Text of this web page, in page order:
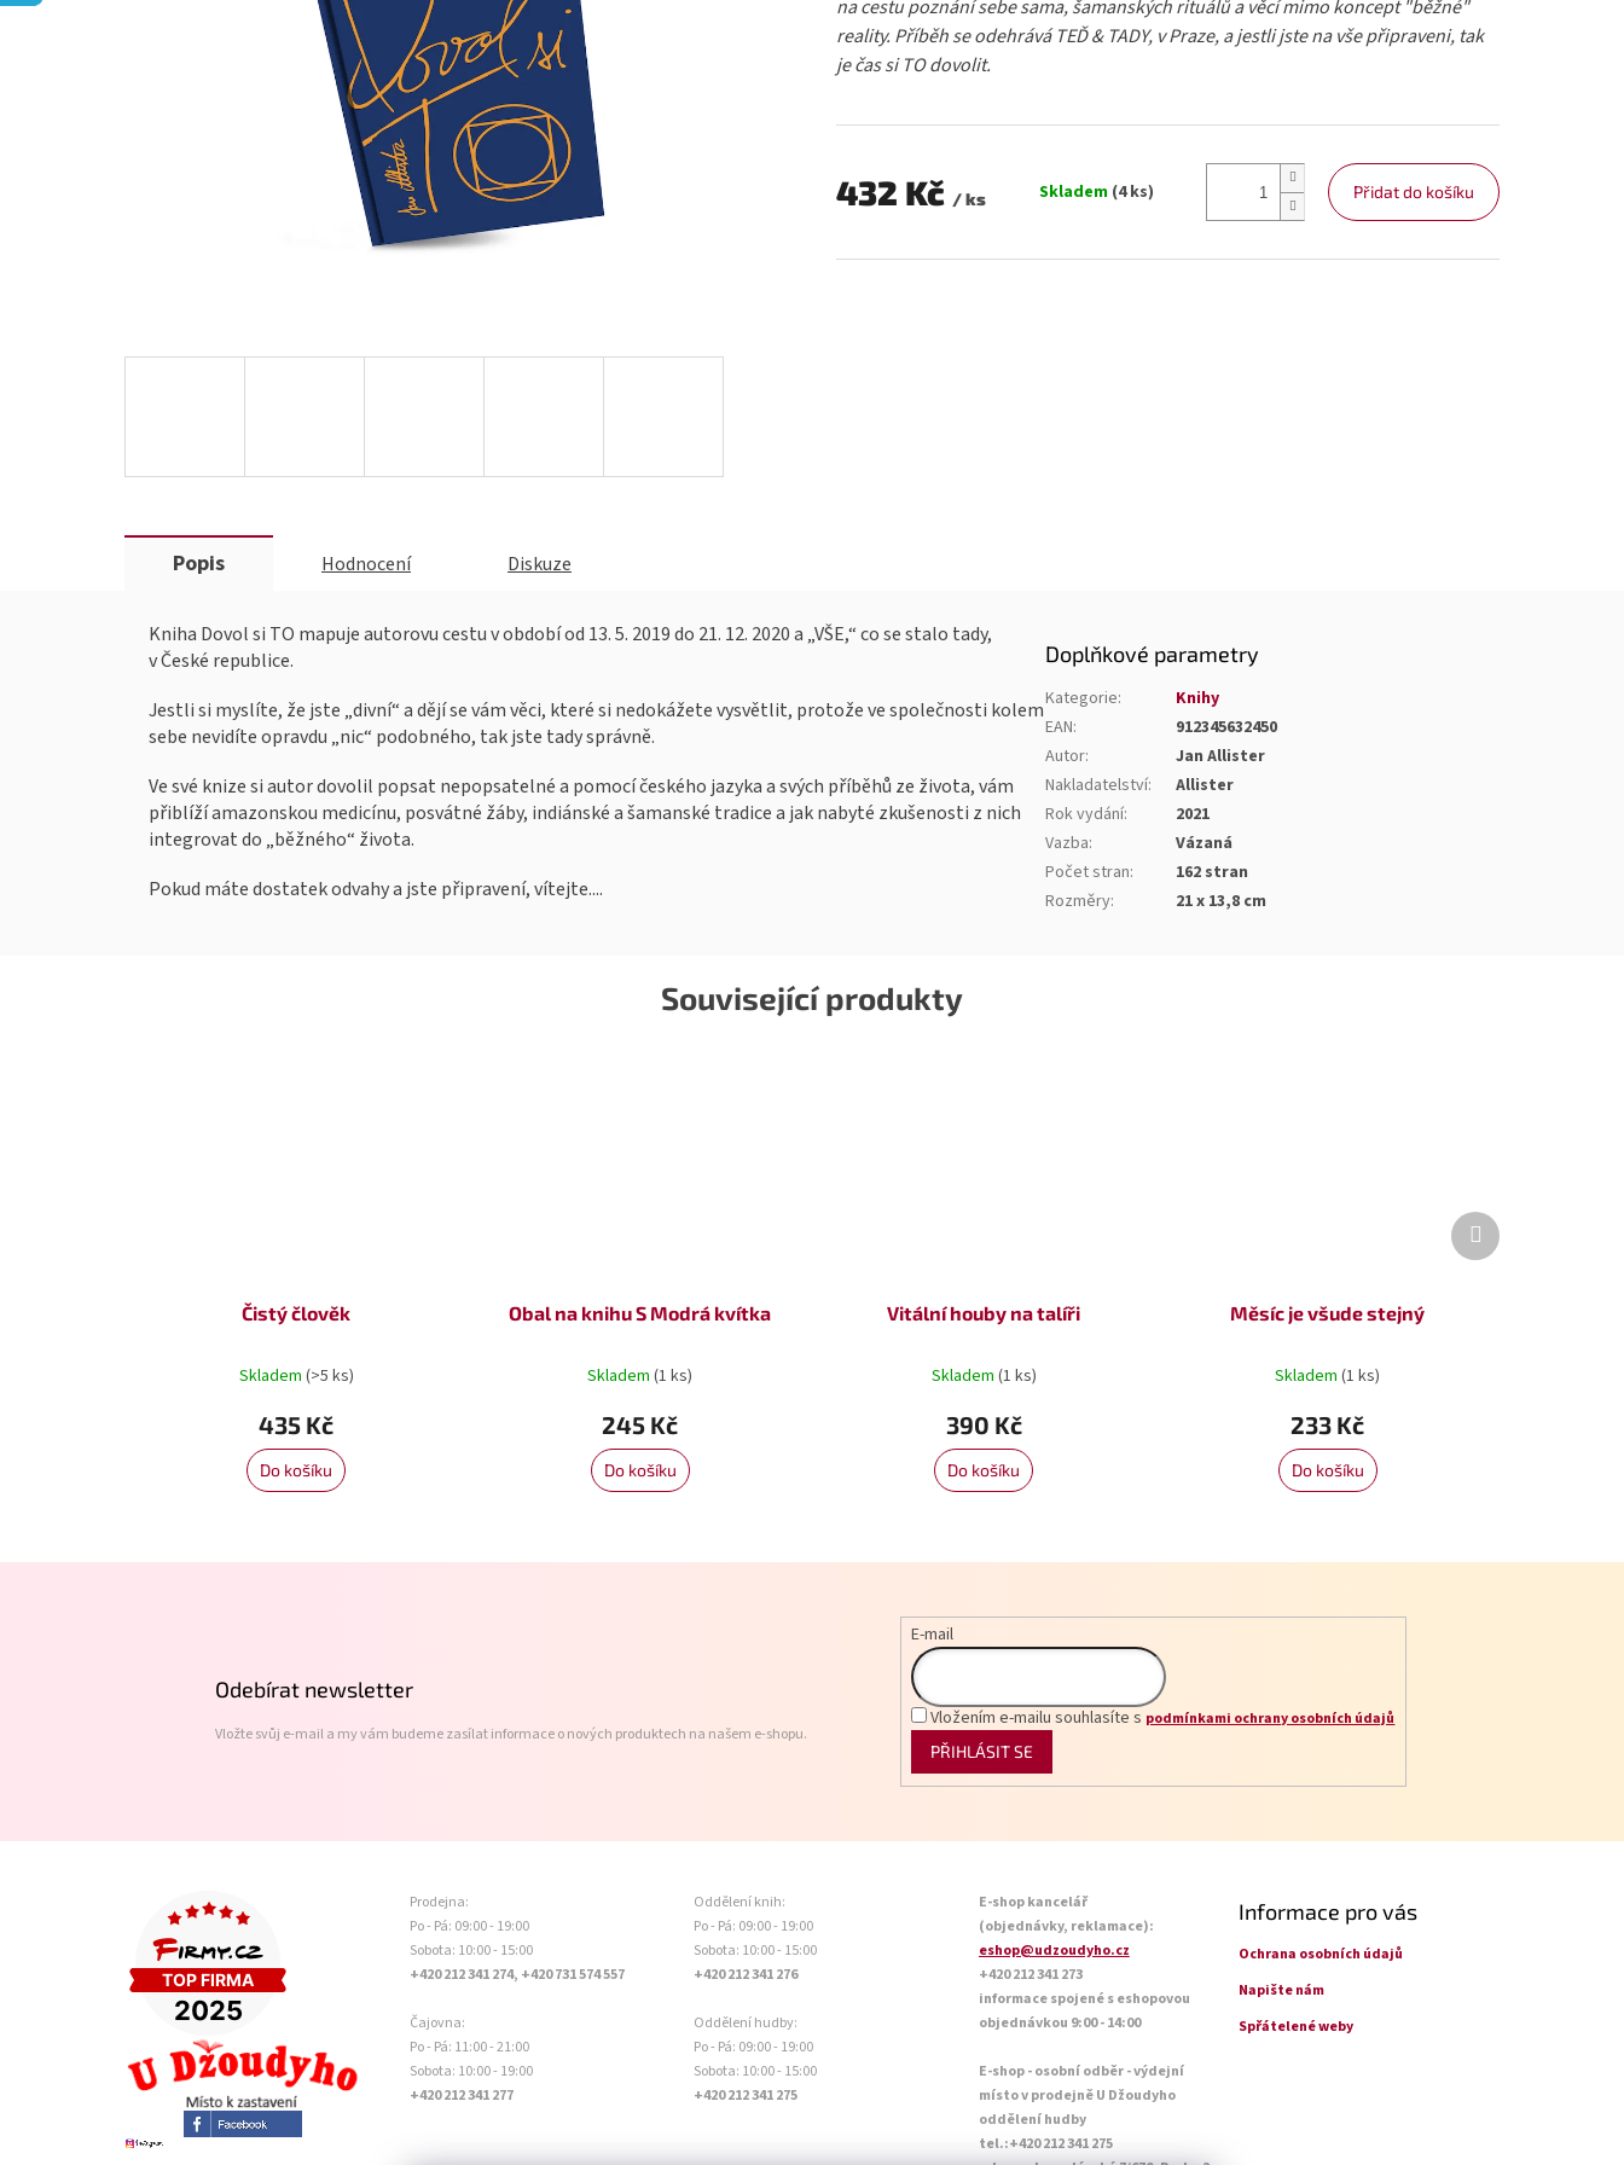
na cestu poznání sebe sama, šamanských rituálů a věcí mimo koncept "běžné"
reality. Příběh se odehrává TEĎ & TADY, v Praze, a jestli jste na vše připraveni, tak
je čas si TO dovolit.
432 Kč / ks
Skladem (4 ks) Přidat do košíku
0,0
z
5
Související produkty
Čistý člověk
Skladem (>5 ks)
435 Kč
Do košíku
Obal na knihu S Modrá kvítka
Skladem(1 ks)
245 Kč
Do košíku
Vitální houby na talíři
Skladem (1 ks)
390 Kč
Do košíku
Měsíc je všude stejný
Skladem(1 ks)
233 Kč
Do košíku
Další
produkt
Popis Hodnocení Diskuze
Kniha Dovol si TO mapuje autorovu cestu v období od 13. 5. 2019 do 21. 12. 2020 a „VŠE,“ co se stalo tady,
v České republice.
Jestli si myslíte, že jste „divní“ a dějí se vám věci, které si nedokážete vysvětlit, protože ve společnosti kolem
sebe nevidíte opravdu „nic“ podobného, tak jste tady správně.
Ve své knize si autor dovolil popsat nepopsatelné a pomocí českého jazyka a svých příběhů ze života, vám
přiblíží amazonskou medicínu, posvátné žáby, indiánské a šamanské tradice a jak nabyté zkušenosti z nich
integrovat do „běžného“ života.
Pokud máte dostatek odvahy a jste připravení, vítejte....
Doplňkové parametry
Kategorie:
Knihy
EAN:
912345632450
Autor:
Jan Allister
Nakladatelství:
Allister
Rok vydání:
2021
Vazba:
Vázaná
Počet stran:
162 stran
Rozměry: 21 x 13,8 cm
Odebírat newsletter
Vložte svůj e-mail a my vám budeme zasílat informace o nových produktech na našem e-shopu.
E-mail
Vložením e-mailu souhlasíte s podmínkami ochrany osobních údajů
PŘIHLÁSIT SE
Prodejna:
Po - Pá: 09:00 - 19:00
Sobota: 10:00 - 15:00
+420 212 341 274, +420 731 574 557
Čajovna:
Po - Pá: 11:00 - 21:00
Sobota: 10:00 - 19:00
+420 212 341 277
Oddělení knih:
Po - Pá: 09:00 - 19:00
Sobota: 10:00 - 15:00
+420 212 341 276
Oddělení hudby:
Po - Pá: 09:00 - 19:00
Sobota: 10:00 - 15:00
+420 212 341 275
E-shop kancelář
(objednávky, reklamace):
eshop@udzoudyho.cz
+420 212 341 273
informace spojené s eshopovou
objednávkou 9:00 - 14:00
E-shop - osobní odběr - výdejní
místo v prodejně U Džoudyho
oddělení hudby
tel.:+420 212 341 275
Informace pro vás
Ochrana osobních údajů
Napište nám
Spřátelené weby